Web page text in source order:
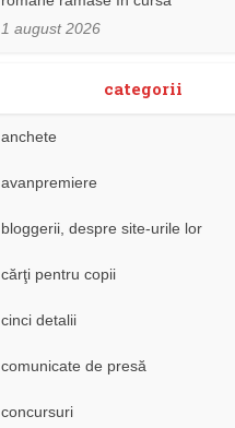
1 august 2026
categorii
anchete
avanpremiere
bloggerii, despre site-urile lor
cărţi pentru copii
cinci detalii
comunicate de presă
concursuri